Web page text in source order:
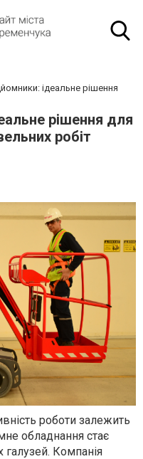
ідеальне рішення
рішення для
робіт
роботи залежить
обладнання стає
Компанія